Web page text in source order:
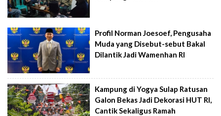
Profil Norman Joesoef, Pengusaha
Muda yang Disebut-sebut Bakal
Dilantik Jadi Wamenhan RI
Kampung di Yogya Sulap Ratusan
Galon Bekas Jadi Dekorasi HUT RI,
Cantik Sekaligus Ramah